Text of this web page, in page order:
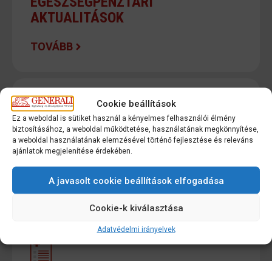
Cookie beállítások
Ez a weboldal is sütiket használ a kényelmes felhasználói élmény
biztosításához, a weboldal működtetése, használatának megkönnyítése,
a weboldal használatának elemzésével történő fejlesztése és releváns
ajánlatok megjelenítése érdekében.
A javasolt cookie beállítások elfogadása
Cookie-k kiválasztása
Adatvédelmi irányelvek
AKTUALITÁSOK
TOVÁBB
GYAKRAN ISMÉTELT
KÉRDÉSEK
TOVÁBB